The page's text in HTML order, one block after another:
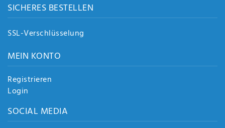
SICHERES BESTELLEN
SSL-Verschlüsselung
MEIN KONTO
Registrieren
Login
SOCIAL MEDIA